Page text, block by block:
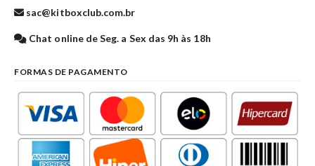
sac@kitboxclub.com.br
Chat online de Seg. a Sex das 9h às 18h
FORMAS DE PAGAMENTO